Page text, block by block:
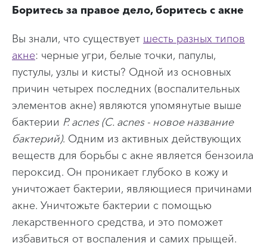
Боритесь за правое дело, боритесь с акне
Вы знали, что существует шесть разных типов
акне: черные угри, белые точки, папулы,
пустулы, узлы и кисты? Одной из основных
причин четырех последних (воспалительных
элементов акне) являются упомянутые выше
бактерии P. acnes (C. acnes - новое название
бактерий). Одним из активных действующих
веществ для борьбы с акне является бензоила
пероксид. Он проникает глубоко в кожу и
уничтожает бактерии, являющиеся причинами
акне. Уничтожьте бактерии с помощью
лекарственного средства, и это поможет
избавиться от воспаления и самих прыщей.